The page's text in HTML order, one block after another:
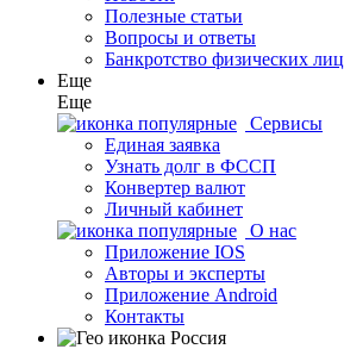
Полезные статьи
Вопросы и ответы
Банкротство физических лиц
Еще
Еще
Сервисы
Единая заявка
Узнать долг в ФССП
Конвертер валют
Личный кабинет
О нас
Приложение IOS
Авторы и эксперты
Приложение Android
Контакты
Россия